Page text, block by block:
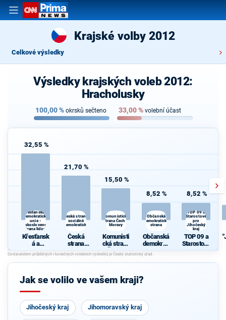
Krajské volby 2012
Celkové výsledky
Výsledky krajských voleb 2012:
Hracholusky
100,00% okrsků sečteno 33,00% volební účast
32,55 %
Křesťanská a
demokratická
unie -
Československá
strana lidová
Křesťansk
á a
demokrati
cká unie -
Českoslov
strana
21,70 %
Česká strana
sociálně
demokratická
Česká
strana
sociálně
demokrati
cká
15,50 %
Komunistická
strana Čech a
Moravy
Komunisti
cká strana
Čech a
Moravy
8,52 %
Občanská
demokratická
strana
Občanská
demokrati
cká strana
8,52 %
TOP 09 a
Starostové
pro
Jihočeský
kraj
TOP 09 a
Starostové
pro
kraj
Jak se volilo ve vašem kraji?
Jihočeský kraj Jihomoravský kraj